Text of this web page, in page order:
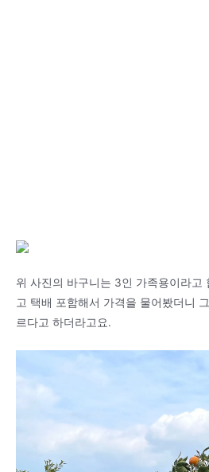
위 사진의 바구니는 3인 가족용이라고
고 택배 포함해서 가격을 물어봤더니
르다고 하더라고요.